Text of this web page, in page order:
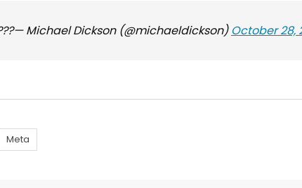
Michael Dickson (@michaeldickson) October 28,
Meta